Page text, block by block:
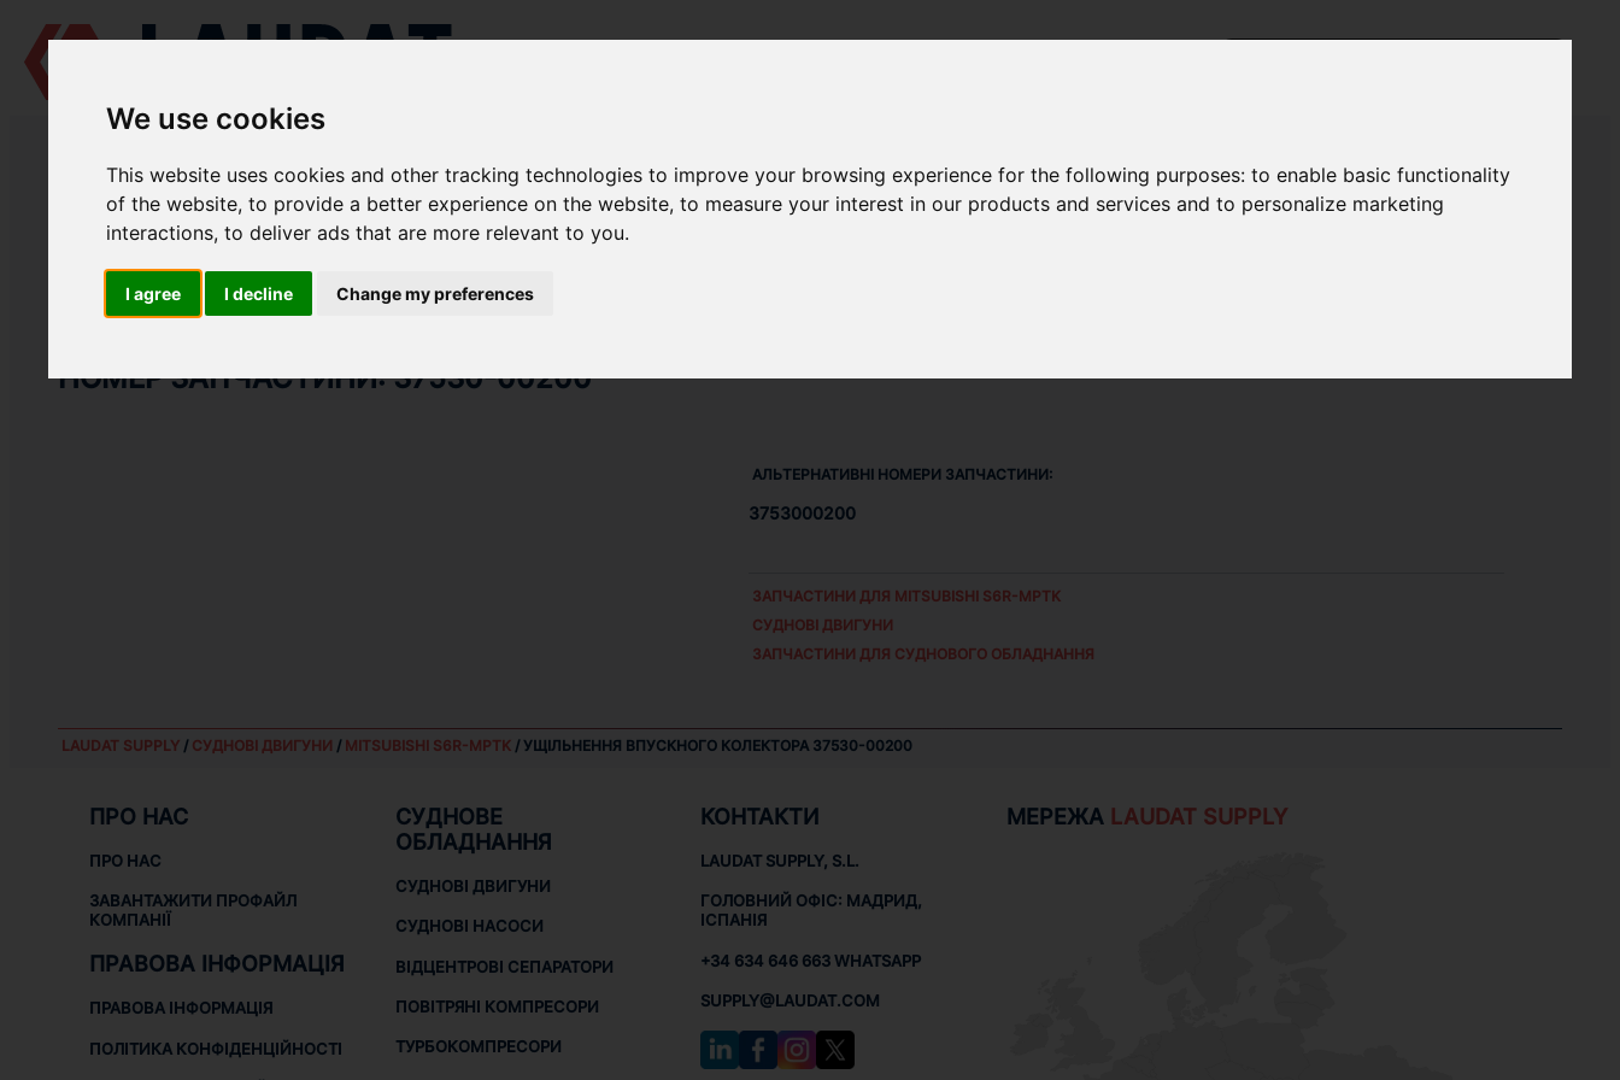
We use cookies
This website uses cookies and other tracking technologies to improve your browsing experience for the following purposes:to enable basic functionality
of the website,to provide a better experience on the website,to measure your interest in our products and services and to personalize marketing
interactions,to deliver ads that are more relevant to you.
I agree I decline Change my preferences
LAUDAT SUPPLY
S6R-MPTK
ГРУПА: ВПУСКНА СИСТЕМА
НОМЕР ЗАПЧАСТИНИ: 37530-00200
АЛЬТЕРНАТИВНІ НОМЕРИ ЗАПЧАСТИНИ:
3753000200
ЗАПЧАСТИНИ ДЛЯ MITSUBISHI S6R-MPTK
СУДНОВІ ДВИГУНИ
ЗАПЧАСТИНИ ДЛЯ СУДНОВОГО ОБЛАДНАННЯ
LAUDAT SUPPLY/ СУДНОВІ ДВИГУНИ / MITSUBISHI S6R-MPTK/ УЩІЛЬНЕННЯ ВПУСКНОГО КОЛЕКТОРА 37530-00200
ПРО НАС
ПРО НАС
ЗАВАНТАЖИТИ ПРОФАЙЛ
КОМПАНІЇ
ПРАВОВА ІНФОРМАЦІЯ
ПРАВОВА ІНФОРМАЦІЯ
ПОЛІТИКА КОНФІДЕНЦІЙНОСТІ
СУДНОВЕ
ОБЛАДНАННЯ
СУДНОВІ ДВИГУНИ
СУДНОВІ НАСОСИ
ВІДЦЕНТРОВІ СЕПАРАТОРИ
ПОВІТРЯНІ КОМПРЕСОРИ
ТУРБОКОМПРЕСОРИ
КОНТАКТИ
LAUDAT SUPPLY, S.L.
ГОЛОВНИЙ ОФІС: МАДРИД,
ІСПАНІЯ
+34 634 646 663 WHATSAPP
SUPPLY@LAUDAT.COM
МЕРЕЖА LAUDAT SUPPLY